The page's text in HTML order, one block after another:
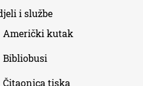
external)
i službe
Američki kutak
Bibliobusi
Čitaonica tiska